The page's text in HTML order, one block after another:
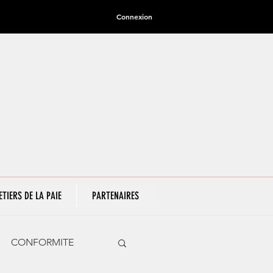
Connexion
DE LA PAIE PARTENAIRES
CONFORMITE